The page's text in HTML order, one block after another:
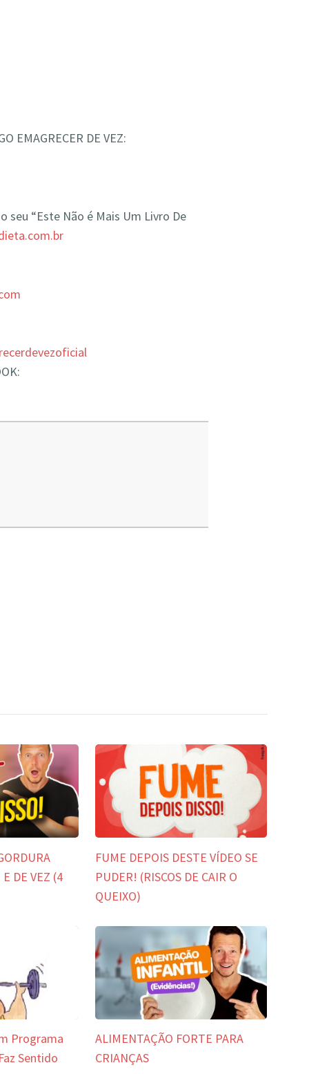
EMAGRECER DE VEZ:
seu “Este Não é Mais Um Livro De
DE VEZ (4
FUME DEPOIS DESTE VÍDEO SE
PUDER! (RISCOS DE CAIR O
QUEIXO)
Programa
Sentido
ALIMENTAÇÃO FORTE PARA
CRIANÇAS